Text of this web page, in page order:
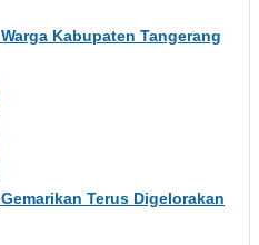
Warga Kabupaten Tangerang
Gemarikan Terus Digelorakan